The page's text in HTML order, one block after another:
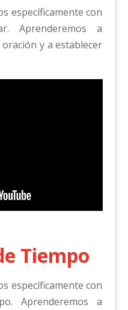
específicamente con
Aprenderemos a
y a establecer
Tiempo
específicamente con
Aprenderemos a